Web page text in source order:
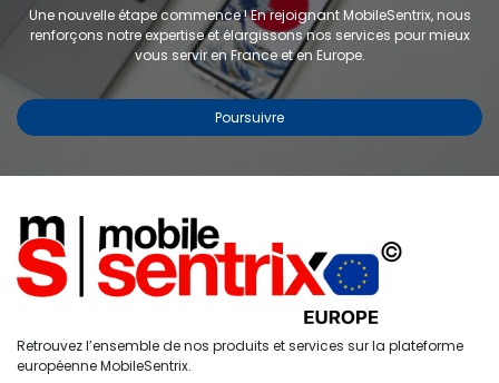
Étiquettes
Accueil Recherche
0
Compte
Une nouvelle étape commence ! En rejoignant MobileSentrix, nous
renforçons notre expertise et élargissons nos services pour mieux
vous servir en France et en Europe.
Poursuivre
Retrouvez l’ensemble de nos produits et services sur la plateforme
européenne MobileSentrix.
Copyright © 2024 FMP-France. Tous droits réservés